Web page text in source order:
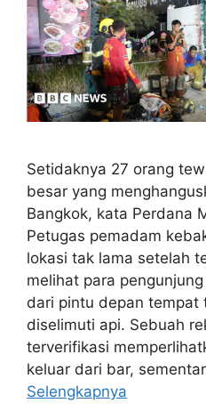
Setidaknya 27 orang
besar yang
Bangkok, kata Perdana
Petugas pemadam
lokasi tak lama setelah
melihat para
dari pintu depan tempat
diselimuti api. Sebuah
terverifikasi
keluar dari bar,
Selengkapnya